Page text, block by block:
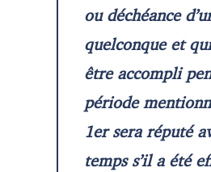
ou déchéance
quelconque et
être accompli
période
1er sera réputé
temps s’il a été